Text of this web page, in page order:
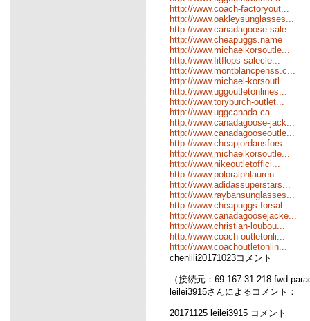
http://www.coach-factoryout...
http://www.oakleysunglasses...
http://www.canadagoose-sale...
http://www.cheapuggs.name
http://www.michaelkorsoutle...
http://www.fitflops-salecle...
http://www.montblancpenss.c...
http://www.michael-korsoutl...
http://www.uggoutletonlines...
http://www.toryburch-outlet...
http://www.uggcanada.ca
http://www.canadagoose-jack...
http://www.canadagooseoutle...
http://www.cheapjordansfors...
http://www.michaelkorsoutle...
http://www.nikeoutletoffici...
http://www.poloralphlauren-...
http://www.adidassuperstars...
http://www.raybansunglasses...
http://www.cheapuggs-forsal...
http://www.canadagoosejacke...
http://www.christian-loubou...
http://www.coach-outletonli...
http://www.coachoutletonlin...
chenlili20171023コメント
（接続元：69-167-31-
leilei3915さんによるコメント：
20171125 leilei3915 コメント